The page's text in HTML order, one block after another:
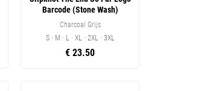
Barcode (Stone Wash)
Charcoal Grijs
S · M · L · XL · 2XL · 3XL
€ 23.50